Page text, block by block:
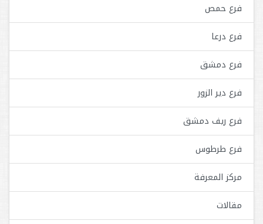
فرع حمص
فرع درعا
فرع دمشق
فرع دير الزور
فرع ريف دمشق
فرع طرطوس
مركز المعرفة
مقالات